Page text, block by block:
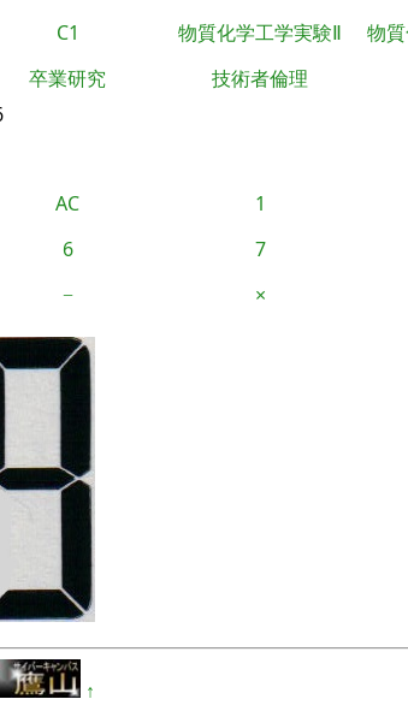
C1 物質化学工学実験Ⅱ 物
卒業研究
技術者倫理
AC 1
6
7
−
×
↑